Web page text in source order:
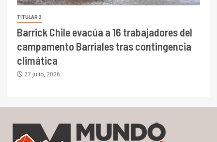
TITULAR 3
Barrick Chile evacúa a 16 trabajadores del
campamento Barriales tras contingencia
climática
27 julio, 2026